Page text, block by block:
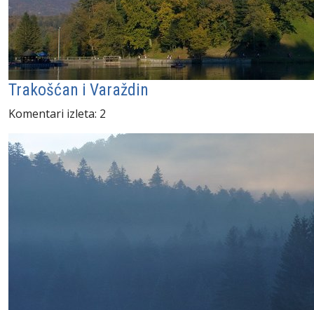
Trakošćan i Varaždin
Komentari izleta: 2